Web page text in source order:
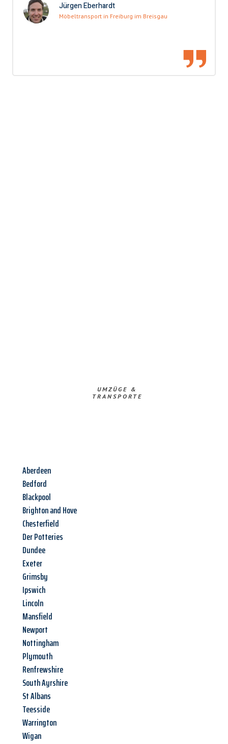
Jürgen Eberhardt
Möbeltransport in Freiburg im Breisgau
UMZÜGE &
TRANSPORTE
Aberdeen
Bedford
Blackpool
Brighton and Hove
Chesterfield
Der Potteries
Dundee
Exeter
Grimsby
Ipswich
Lincoln
Mansfield
Newport
Nottingham
Plymouth
Renfrewshire
South Ayrshire
St Albans
Teesside
Warrington
Wigan